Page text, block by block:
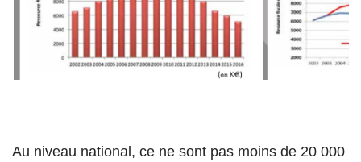
Au niveau national, ce ne sont pas moins de 20 000